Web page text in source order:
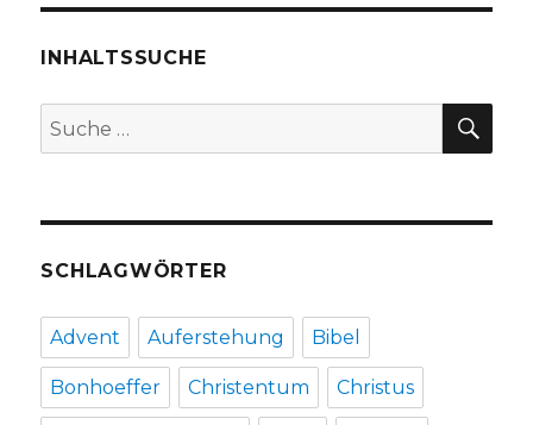
INHALTSSUCHE
Suche
nach:
SCHLAGWÖRTER
Advent Auferstehung Bibel
Bonhoeffer Christentum Christus